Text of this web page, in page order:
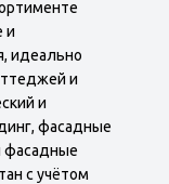
и
идеально
и
и
фасадные
фасадные
с учётом